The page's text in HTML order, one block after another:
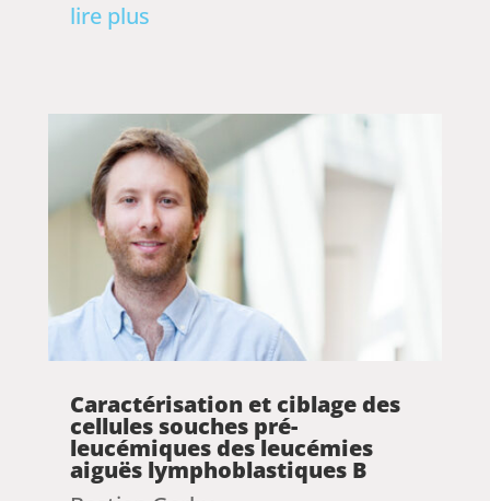
lire plus
Caractérisation et ciblage des
cellules souches pré-
leucémiques des leucémies
aiguës lymphoblastiques B